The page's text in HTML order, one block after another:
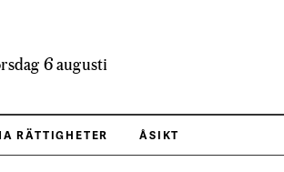
6 augusti
RÄTTIGHETER ÅSIKT